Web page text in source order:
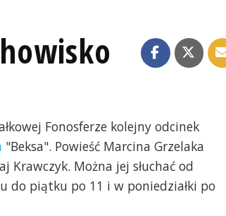
Fonosferze kolejny odcinek
"Beksa". Powieść Marcina Grzelaka
Krawczyk. Można jej słuchać od
do piątku po 11 i w poniedziałki po